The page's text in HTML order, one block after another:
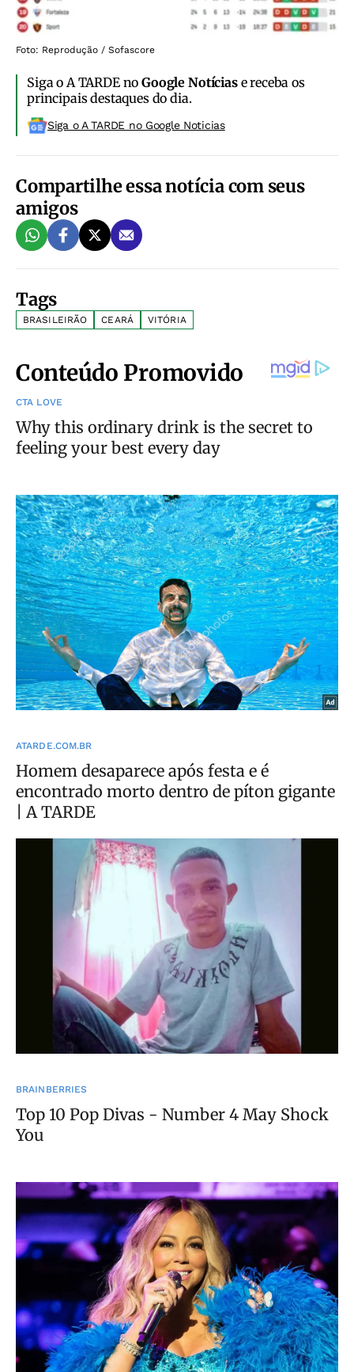
Foto: Reprodução / Sofascore
Siga o A TARDE noGoogle Notíciase receba os
principais destaques do dia.
Siga o A TARDE no Google Noticias
Compartilhe essa notícia com seus
amigos
Tags
BRASILEIRÃO CEARÁ VITÓRIA